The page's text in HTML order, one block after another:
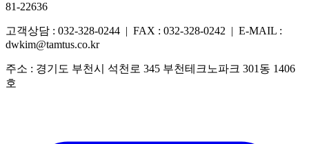
81-22636
고객상담 : 032-328-0244 | FAX : 032-328-0242 | E-MAIL :
dwkim@tamtus.co.kr
주소 : 경기도 부천시 석천로 345 부천테크노파크 301동 1406
호